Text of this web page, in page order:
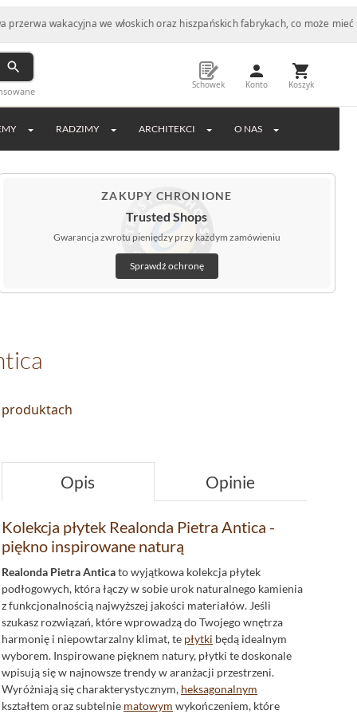
wakacyjna we włoskich oraz hiszpańskich fabrykach, co może mieć wpływ
Schowek Konto Koszyk
RADZIMY ARCHITEKCI O NAS
ZAKUPY CHRONIONE
Trusted Shops
Gwarancja zwrotu pieniędzy przy każdym zamówieniu
Sprawdź ochronę
Opis Opinie
Kolekcja płytek Realonda Pietra Antica -
piękno inspirowane naturą
Realonda Pietra Anticato wyjątkowa kolekcja płytek
podłogowych, która łączy w sobie urok naturalnego kamienia
z funkcjonalnością najwyższej jakości materiałów. Jeśli
szukasz rozwiązań, które wprowadzą do Twojego wnętrza
harmonię i niepowtarzalny klimat, te płytki będą idealnym
wyborem. Inspirowane pięknem natury, płytki te doskonale
wpisują się w najnowsze trendy w aranżacji przestrzeni.
Wyróżniają się charakterystycznym, heksagonalnym
kształtem oraz subtelnie matowym wykończeniem, które